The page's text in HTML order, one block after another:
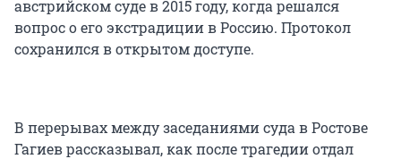
австрийском суде в 2015 году, когда решался
вопрос о его экстрадиции в Россию. Протокол
сохранился в открытом доступе.
В перерывах между заседаниями суда в Ростове
Гагиев рассказывал, как после трагедии отдал